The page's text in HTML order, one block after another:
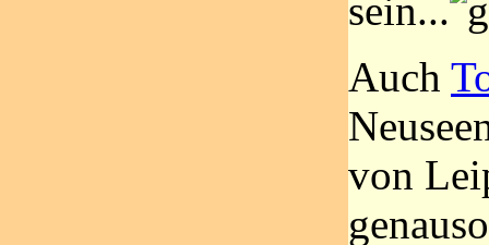
sein...
Auch
von